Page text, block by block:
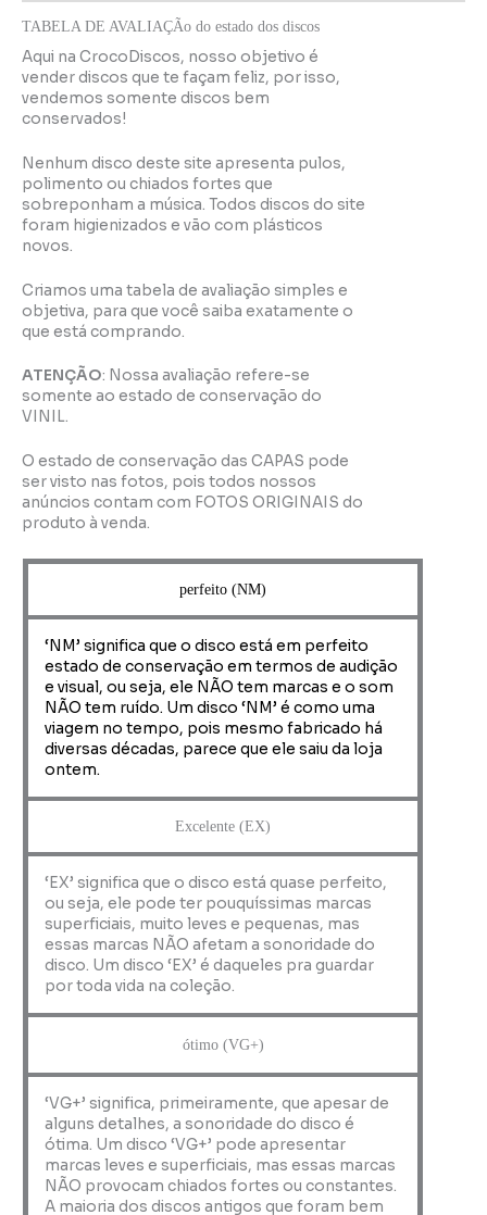
TABELA DE AVALIAÇÃo do estado dos discos
Aqui na CrocoDiscos, nosso objetivo é
vender discos que te façam feliz, por isso,
vendemos somente discos bem
conservados!
Nenhum disco deste site apresenta pulos,
polimento ou chiados fortes que
sobreponham a música. Todos discos do site
foram higienizados e vão com plásticos
novos.
Criamos uma tabela de avaliação simples e
objetiva, para que você saiba exatamente o
que está comprando.
ATENÇÃO: Nossa avaliação refere-se
somente ao estado de conservação do
VINIL.
O estado de conservação das CAPAS pode
ser visto nas fotos, pois todos nossos
anúncios contam com FOTOS ORIGINAIS do
produto à venda.
perfeito (NM)
‘NM’ significa que o disco está em perfeito
estado de conservação em termos de audição
e visual, ou seja, ele NÃO tem marcas e o som
NÃO tem ruído. Um disco ‘NM’ é como uma
viagem no tempo, pois mesmo fabricado há
diversas décadas, parece que ele saiu da loja
ontem.
Excelente (EX)
‘EX’ significa que o disco está quase perfeito,
ou seja, ele pode ter pouquíssimas marcas
superficiais, muito leves e pequenas, mas
essas marcas NÃO afetam a sonoridade do
disco. Um disco ‘EX’ é daqueles pra guardar
por toda vida na coleção.
ótimo (VG+)
‘VG+’ significa, primeiramente, que apesar de
alguns detalhes, a sonoridade do disco é
ótima. Um disco ‘VG+’ pode apresentar
marcas leves e superficiais, mas essas marcas
NÃO provocam chiados fortes ou constantes.
A maioria dos discos antigos que foram bem